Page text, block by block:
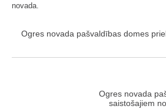
novada.
Ogres novada pašvaldības domes
Ogres novada
saistošajiem